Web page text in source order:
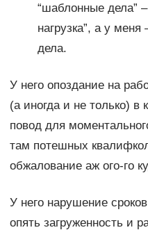
“шаблонные дела”
нагрузка”, а у
дела.
У него опоздание на
(а иногда и не только) в
повод для
там потешных
обжалование аж ого-го
У него нарушение
опять загруженность и